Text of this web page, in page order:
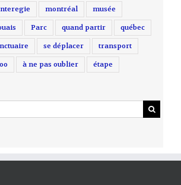
montréal musée
Parc quand partir québec
se déplacer transport
à ne pas oublier étape